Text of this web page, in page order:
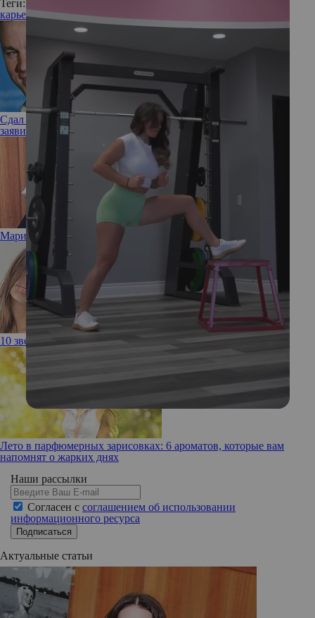
Теги:
карьераудаленная работа
Сдал назад: в разгар романа с Зои Кравиц Ченнинг Татум
заявил, что не готов снова жениться
Марион Котийяр стала мамой во второй раз
10 звезд, которые не заморачиваются с эпиляцией
Лето в парфюмерных зарисовках: 6 ароматов, которые вам
напомнят о жарких днях
Наши рассылки
Согласен с соглашением об использовании
информационного ресурса
Подписаться
Актуальные статьи